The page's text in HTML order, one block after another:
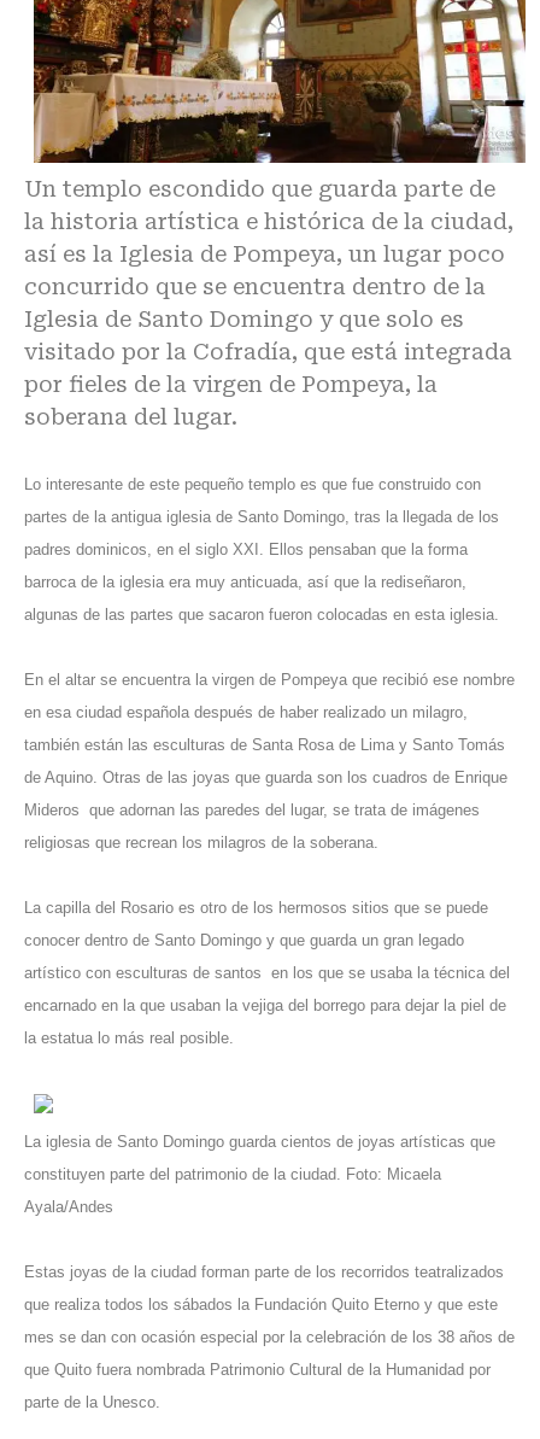
Un templo escondido que guarda parte de
la historia artística e histórica de la ciudad,
así es la Iglesia de Pompeya, un lugar poco
concurrido que se encuentra dentro de la
Iglesia de Santo Domingo y que solo es
visitado por la Cofradía, que está integrada
por fieles de la virgen de Pompeya, la
soberana del lugar.
Lo interesante de este pequeño templo es que fue construido con
partes de la antigua iglesia de Santo Domingo, tras la llegada de los
padres dominicos, en el siglo XXI. Ellos pensaban que la forma
barroca de la iglesia era muy anticuada, así que la rediseñaron,
algunas de las partes que sacaron fueron colocadas en esta iglesia.
En el altar se encuentra la virgen de Pompeya que recibió ese nombre
en esa ciudad española después de haber realizado un milagro,
también están las esculturas de Santa Rosa de Lima y Santo Tomás
de Aquino. Otras de las joyas que guarda son los cuadros de Enrique
Mideros que adornan las paredes del lugar, se trata de imágenes
religiosas que recrean los milagros de la soberana.
La capilla del Rosario es otro de los hermosos sitios que se puede
conocer dentro de Santo Domingo y que guarda un gran legado
artístico con esculturas de santos en los que se usaba la técnica del
encarnado en la que usaban la vejiga del borrego para dejar la piel de
la estatua lo más real posible.
La iglesia de Santo Domingo guarda cientos de joyas artísticas que
constituyen parte del patrimonio de la ciudad. Foto: Micaela
Ayala/Andes
Estas joyas de la ciudad forman parte de los recorridos teatralizados
que realiza todos los sábados la Fundación Quito Eterno y que este
mes se dan con ocasión especial por la celebración de los 38 años de
que Quito fuera nombrada Patrimonio Cultural de la Humanidad por
parte de la Unesco.